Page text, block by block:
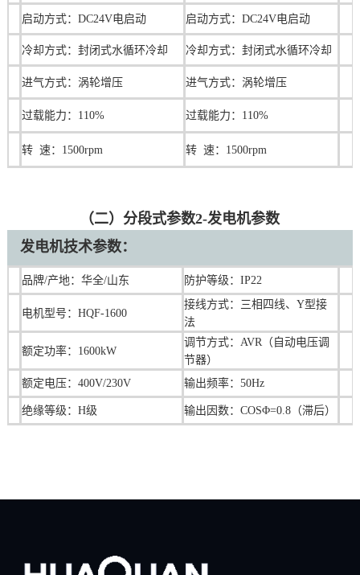
启动方式：DC24V电启动 启动方式：DC24V电启动
冷却方式：封闭式水循环冷却 冷却方式：封闭式水循环冷却
进气方式：涡轮增压 进气方式：涡轮增压
过载能力：110% 过载能力：110%
转 速：1500rpm 转 速：1500rpm
（二）分段式参数2-发电机参数
发电机技术参数：
品牌/产地：华全/山东 防护等级：IP22
电机型号：HQF-1600
接线方式：三相四线、Y型接
法
额定功率：1600kW
调节方式：AVR（自动电压调
节器）
额定电压：400V/230V
输出频率：50Hz
绝缘等级：H级 输出因数：COSΦ=0.8（滞后）